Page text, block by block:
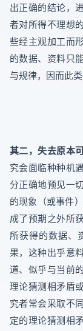
出正确的结论，
者对所得不理想
些经主观加工而
的数据、资料只
与规律，因而此
其二，失去原本
究会面临种种机
分正确地预见一
的现象（或事件
成了预期之外所
所获得的数据、
果，这种出乎意
道、似乎与当前
理论猜测相矛盾
究者常会采取不
定的理论猜测相